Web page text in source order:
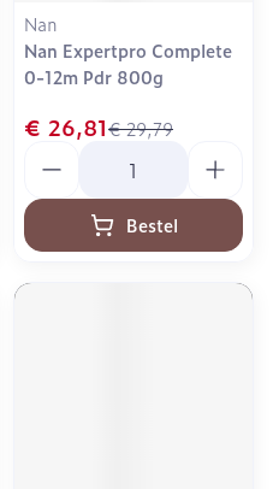
Nan
Nan Expertpro Complete
0-12m Pdr 800g
€ 29,79
€ 26,81
Bestel